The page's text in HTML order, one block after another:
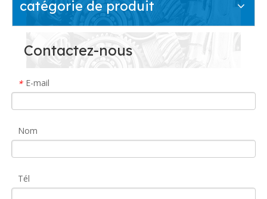
catégorie de produit
Contactez-nous
* E-mail
Nom
Tél